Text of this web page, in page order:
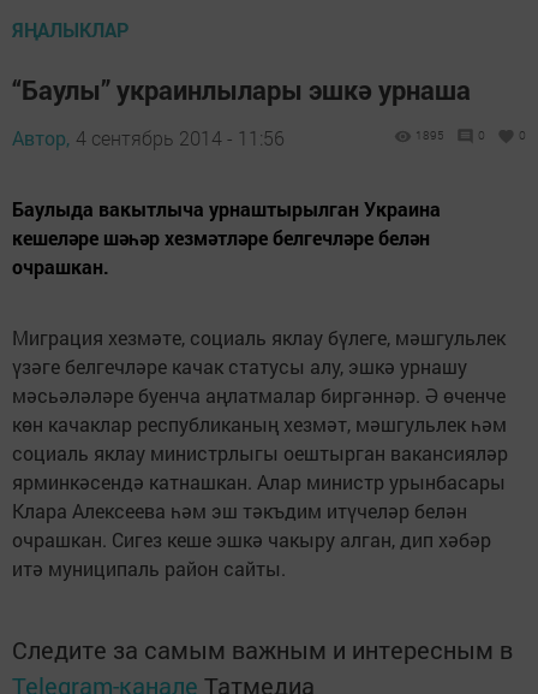
ЯҢАЛЫКЛАР
“Баулы” украинлылары эшкә урнаша
Автор, 4 сентябрь 2014 - 11:56 1895 0 0
Баулыда вакытлыча урнаштырылган Украина
кешеләре шәһәр хезмәтләре белгечләре белән
очрашкан.
Миграция хезмәте, социаль яклау бүлеге, мәшгульлек
үзәге белгечләре качак статусы алу, эшкә урнашу
мәсьәләләре буенча аңлатмалар биргәннәр. Ә өченче
көн качаклар республиканың хезмәт, мәшгульлек һәм
социаль яклау министрлыгы оештырган вакансияләр
ярминкәсендә катнашкан. Алар министр урынбасары
Клара Алексеева һәм эш тәкъдим итүчеләр белән
очрашкан. Сигез кеше эшкә чакыру алган, дип хәбәр
итә муниципаль район сайты.
Следите за самым важным и интересным в
Telegram-канале Татмедиа